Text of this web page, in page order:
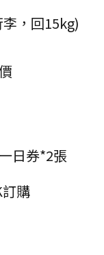
，回15kg)
日券*2張
訂購